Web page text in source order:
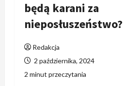
będą karani za
nieposłuszeństwo?
Redakcja
2 października, 2024
2 minut przeczytania